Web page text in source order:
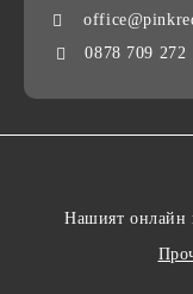
0878 709 272
Нашият онлайн